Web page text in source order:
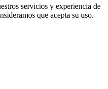
servicios y experiencia de
que acepta su uso.